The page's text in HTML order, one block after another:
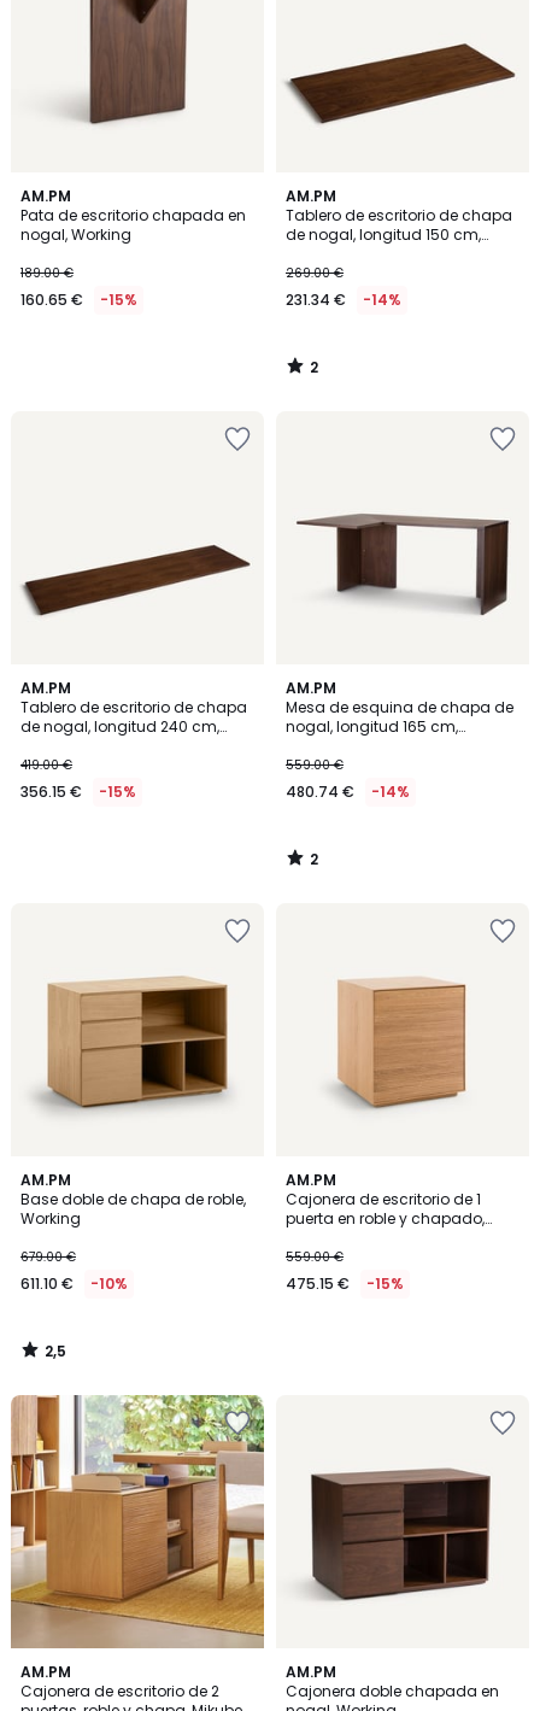
AM.PM
Pata de escritorio chapada en
nogal, Working
189.00 €
160.65 € -15%
AM.PM
Tablero de escritorio de chapa
de nogal, longitud 150 cm,
269.00 €
231.34 € -14%
2
/
5
2
/
AM.PM
Tablero de escritorio de chapa
de nogal, longitud 240 cm,
419.00 €
356.15 € -15%
AM.PM
Mesa de esquina de chapa de
nogal, longitud 165 cm,
559.00 €
480.74 € -14%
2
/
5
2
/
AM.PM
Base doble de chapa de roble,
Working
679.00 €
611.10 € -10%
2,5
/ 5
2,5
/
AM.PM
Cajonera de escritorio de 1
puerta en roble y chapado,
559.00 €
475.15 € -15%
AM.PM
Cajonera de escritorio de 2
1
/
AM.PM
Cajonera doble chapada en